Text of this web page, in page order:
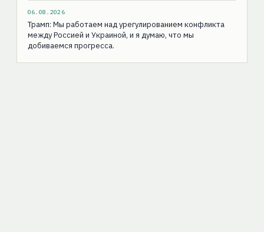
06.08.2026
Трамп: Мы работаем над урегулированием конфликта
между Россией и Украиной, и я думаю, что мы
добиваемся прогресса.